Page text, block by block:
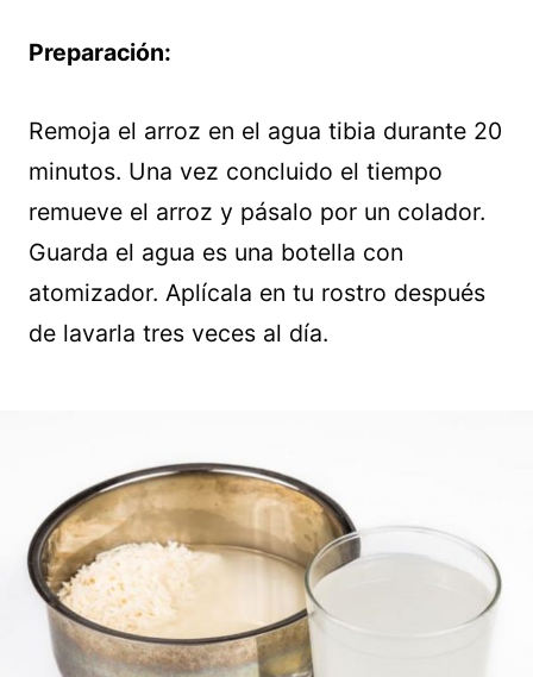
Preparación:
Remoja el arroz en el agua tibia durante 20
minutos. Una vez concluido el tiempo
remueve el arroz y pásalo por un colador.
Guarda el agua es una botella con
atomizador. Aplícala en tu rostro después
de lavarla tres veces al día.